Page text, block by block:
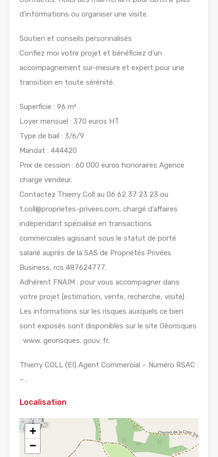
d’informations ou organiser une visite.
Soutien et conseils personnalisés
Confiez moi votre projet et bénéficiez d’un
accompagnement sur-mesure et expert pour une
transition en toute sérénité.
Superficie : 96 m²
Loyer mensuel : 370 euros HT
Type de bail : 3/6/9
Mandat : 444420
Prix de cession : 60 000 euros honoraires Agence
charge vendeur.
Contactez Thierry Coll au 06 62 37 23 23 ou
t.coll@proprietes-privees.com, chargé d’affaires
indépendant spécialisé en transactions
commerciales agissant sous le statut de porté
salarié auprès de la SAS de Propriétés Privées
Business, rcs 487624777.
Adhérent FNAIM : pour vous accompagner dans
votre projet (estimation, vente, recherche, visite)
Les informations sur les risques auxquels ce bien
sont exposés sont disponibles sur le site Géorisques
: www. georisques. gouv. fr.
Thierry COLL (EI) Agent Commercial – Numéro RSAC :
– .
Localisation
+
−